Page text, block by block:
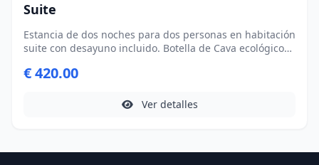
Suite
Estancia de dos noches para dos personas en habitación
suite con desayuno incluido. Botella de Cava ecológico
€ 420.00
Ver detalles